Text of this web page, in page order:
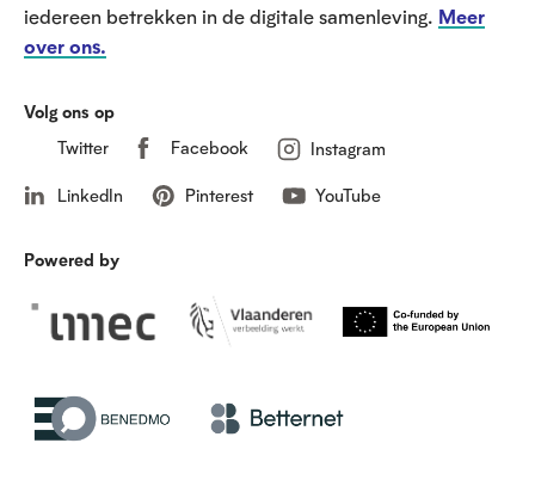
iedereen betrekken in de digitale samenleving. Meer
over ons.
Volg ons op
Twitter
Facebook Instagram
LinkedIn Pinterest YouTube
Powered by